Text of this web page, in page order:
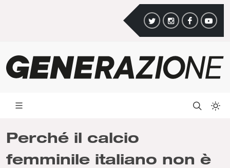
Perché il calcio
femminile italiano non è